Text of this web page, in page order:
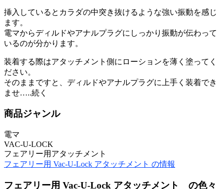
挿入しているとカラダの中突き抜けるような強い振動を感じ
ます。
電マからディルドやアナルプラグにしっかり振動が伝わって
いるのが分かります。
装着する際はアタッチメント側にローションを薄く塗ってく
ださい。
そのままですと、ディルドやアナルプラグに上手く装着でき
ませ…..続く
商品ジャンル
電マ
VAC-U-LOCK
フェアリー用アタッチメント
フェアリー用 Vac-U-Lock アタッチメント の情報
フェアリー用 Vac-U-Lock アタッチメント の色々